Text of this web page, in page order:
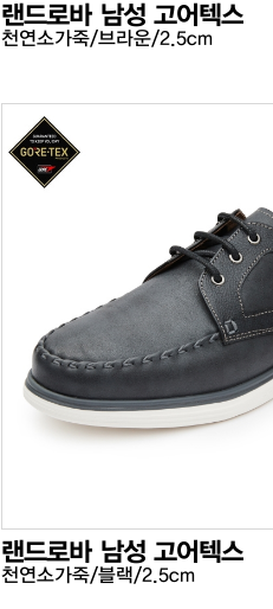
랜드로바 남성 고어텍스
천연소가죽/브라운/2.5cm
랜드로바 남성 고어텍스
천연소가죽/블랙/2.5cm